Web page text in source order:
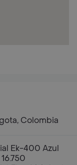
Colombia
Ek-400 Azul